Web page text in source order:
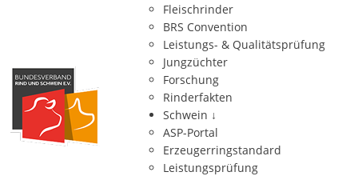
Fleischrinder
BRS Convention
Leistungs- & Qualitätsprüfung
Jungzüchter
Forschung
Rinderfakten
Schwein ↓
ASP-Portal
Erzeugerringstandard
Leistungsprüfung